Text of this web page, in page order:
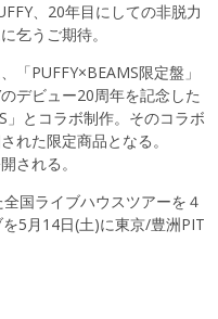
、20年目にしての非脱力
乞うご期待。
「PUFFY×BEAMS限定盤」
デビュー20周年を記念した
とコラボ制作。そのコラボ
れた限定商品となる。
される。
国ライブハウスツアーを４
5月14日(土)に東京/豊洲PIT